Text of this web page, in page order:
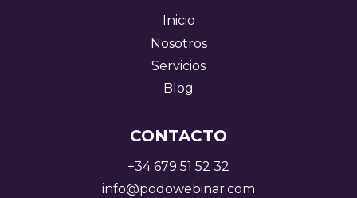
Inicio
Nosotros
Servicios
Blog
CONTACTO
+34 679 51 52 32
info@podowebinar.com